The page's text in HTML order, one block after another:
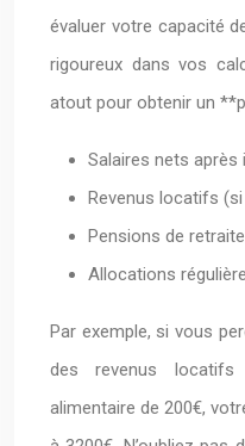
évaluer votre capacité
rigoureux dans vos
atout pour obtenir un
Salaires nets après
Revenus locatifs
Pensions de retraite
Allocations
Par exemple, si vous
des revenus
alimentaire de 200€,